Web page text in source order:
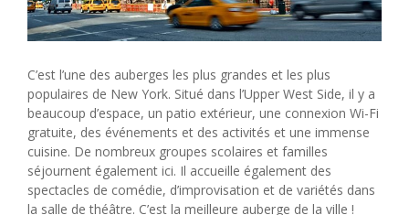
C’est l’une des auberges les plus grandes et les plus
populaires de New York. Situé dans l’Upper West Side, il y a
beaucoup d’espace, un patio extérieur, une connexion Wi-Fi
gratuite, des événements et des activités et une immense
cuisine. De nombreux groupes scolaires et familles
séjournent également ici. Il accueille également des
spectacles de comédie, d’improvisation et de variétés dans
la salle de théâtre. C’est la meilleure auberge de la ville !